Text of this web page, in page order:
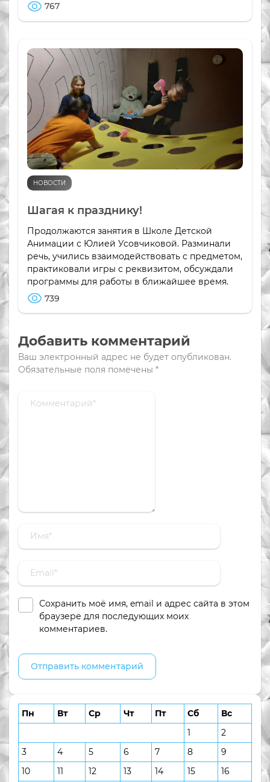
767
НОВОСТИ
Шагая к празднику!
Продолжаются занятия в Школе Детской
Анимации с Юлией Усовчиковой. Разминали
речь, учились взаимодействовать с предметом,
практиковали игры с реквизитом, обсуждали
программы для работы в ближайшее время.
739
Добавить комментарий
Ваш электронный адрес не будет опубликован.
Обязательные поля помечены *
Сохранить моё имя, email и адрес сайта в этом
браузере для последующих моих
комментариев.
Пн Вт Ср Чт Пт Сб
Вс
1
2
3
4 5 6 7 8
9
10
11 12 13 14 15 16